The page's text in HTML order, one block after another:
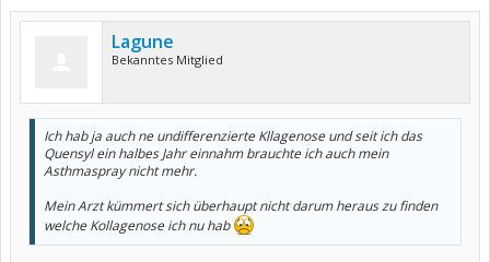
Lagune
Bekanntes Mitglied
Ich hab ja auch ne undifferenzierte Kllagenose und seit ich das
Quensyl ein halbes Jahr einnahm brauchte ich auch mein
Asthmaspray nicht mehr.
Mein Arzt kümmert sich überhaupt nicht darum heraus zu finden
welche Kollagenose ich nu hab